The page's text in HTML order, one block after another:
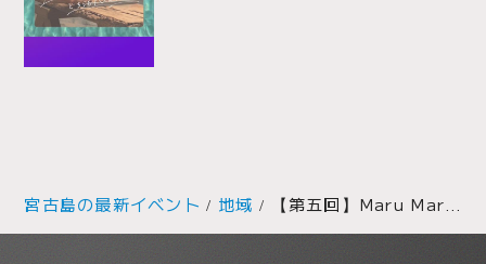
宮古島の最新イベント 地域 【第五回】Maru Maru Market開催のお知らせ